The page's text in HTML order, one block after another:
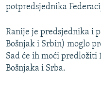
potpredsjednika
Ranije je predsjednika i
Bošnjak i Srbin) moglo
Sad će ih moći predložiti
Bošnjaka i Srba.